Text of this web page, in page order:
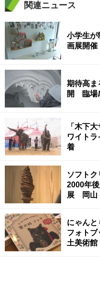
関連ニュース
小学生が
画展開
期待高ま
開 臨場
「木下
ワイトラ
着
ソフト
2000年
展 岡山
にゃん
フォト
土美術館